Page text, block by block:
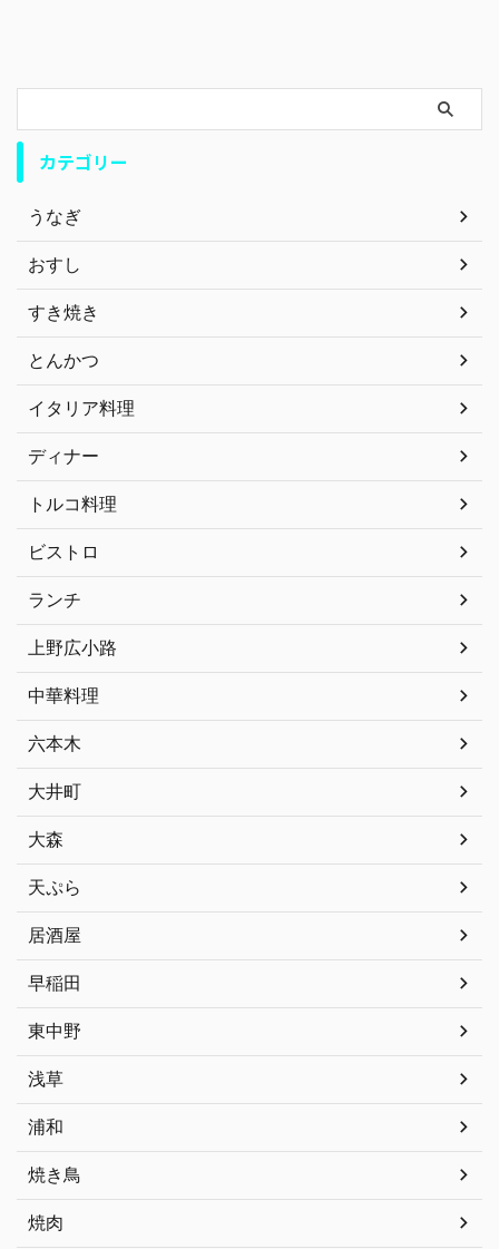
カテゴリー
うなぎ
おすし
すき焼き
とんかつ
イタリア料理
ディナー
トルコ料理
ビストロ
ランチ
上野広小路
中華料理
六本木
大井町
大森
天ぷら
居酒屋
早稲田
東中野
浅草
浦和
焼き鳥
焼肉